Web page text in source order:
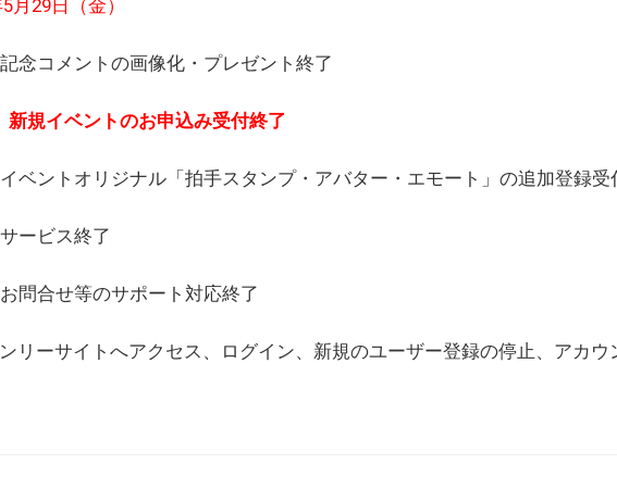
月29日（金）
念コメントの画像化・プレゼント終了
規イベントのお申込み受付終了
ベントオリジナル「拍手スタンプ・アバター・エモート」の追加登録受
ービス終了
問合せ等のサポート対応終了
リーサイトへアクセス、ログイン、新規のユーザー登録の停止、アカウ